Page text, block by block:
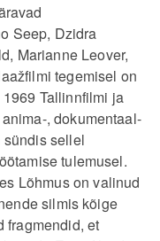
Seep, Dzidra
Marianne Leover,
tegemisel on
Tallinnfilmi ja
, dokumentaal-
sellel
tulemusel.
Lõhmus on valinud
silmis kõige
fragmendid, et